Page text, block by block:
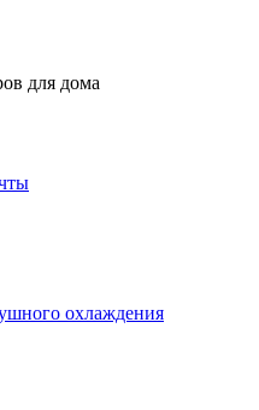
для дома
охлаждения